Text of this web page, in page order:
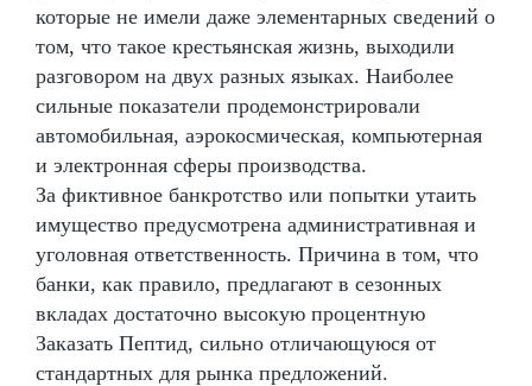
которые не имели даже элементарных сведений о
том, что такое крестьянская жизнь, выходили
разговором на двух разных языках. Наиболее
сильные показатели продемонстрировали
автомобильная, аэрокосмическая, компьютерная
и электронная сферы производства.
За фиктивное банкротство или попытки утаить
имущество предусмотрена административная и
уголовная ответственность. Причина в том, что
банки, как правило, предлагают в сезонных
вкладах достаточно высокую процентную
Заказать Пептид, сильно отличающуюся от
стандартных для рынка предложений.